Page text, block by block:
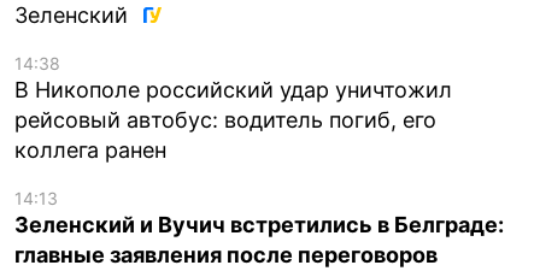
Зеленский
14:38
В Никополе российский удар уничтожил
рейсовый автобус: водитель погиб, его
коллега ранен
14:13
Зеленский и Вучич встретились в Белграде:
главные заявления после переговоров